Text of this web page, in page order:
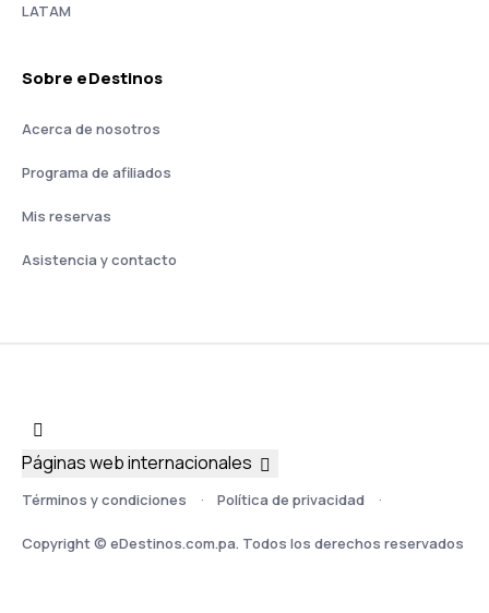
LATAM
Sobre eDestinos
Acerca de nosotros
Programa de afiliados
Mis reservas
Asistencia y contacto
Términos y condiciones Política de privacidad
Copyright © eDestinos.com.pa. Todos los derechos reservados
Páginas web internacionales